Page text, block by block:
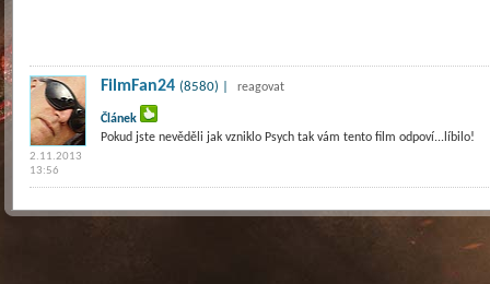
2.11.2013
13:56
FilmFan24 (8580) | reagovat
Článek
Pokud jste nevěděli jak vzniklo Psych tak vám tento film odpoví...líbilo!